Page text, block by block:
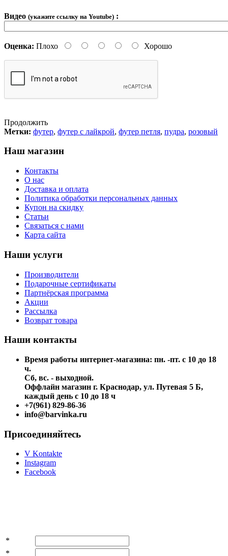
Видео (укажите ссылку на Youtube) :
Оценка: Плохо Хорошо
Продолжить
Метки: футер, футер с лайкрой, футер петля, пудра, розовый
Наш магазин
Контакты
О нас
Доставка и оплата
Политика обработки персональных данных
Купон на скидку
Статьи
Связаться с нами
Карта сайта
Наши услуги
Производители
Подарочные сертификаты
Партнёрская программа
Акции
Рассылка
Возврат товара
Наши контакты
Время работы интернет-магазина: пн. -пт. с 10 до 18
ч.
Сб, вс. - выходной.
Оффлайн магазин г. Краснодар, ул. Путевая 5 Б,
каждый день с 10 до 18 ч
+7(961) 829-86-36
info@barvinka.ru
Присоединяйтесь
V Kontakte
Instagram
Facebook
*
*